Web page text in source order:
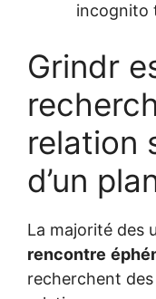
incognito
Grindr
relation
d’un
La majorité des
rencontre
recherchent des